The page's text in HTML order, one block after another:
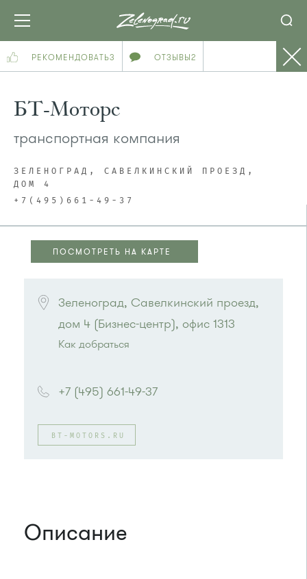
РЕКОМЕНДОВАТЬ3 ОТЗЫВЫ2
БТ-Моторс
транспортная компания
ЗЕЛЕНОГРАД, САВЕЛКИНСКИЙ ПРОЕЗД,
ДОМ 4
+7(495)661-49-37
ПОСМОТРЕТЬ НА КАРТЕ
Зеленоград, Савелкинский проезд,
Как добраться
Автобусы № 2, 3, 9, 11, 19, 31, 32.
Маршрутка № 409м, 419м
Автобусы № 1, 3, 8, 11, 19, 29, 32, 400, 400э.
Маршрутка № 408м, 419м, 476м
+7 (495) 661-49-37
BT-MOTORS.RU
Описание